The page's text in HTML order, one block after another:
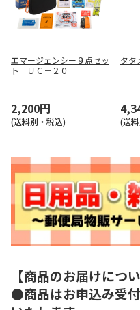
エマージェンシー９点セッ
ト ＵＣ－２０
2,200円
(送料別・税込)
タタ
(送
【商品のお届けについ
●商品はお申込み受